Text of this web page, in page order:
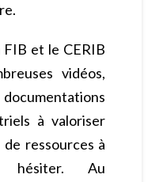
et le CERIB
vidéos,
à valoriser
ressources à
hésiter. Au